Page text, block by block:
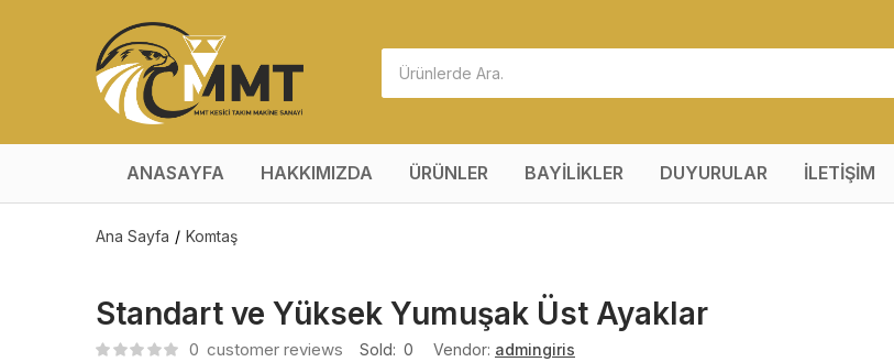
ANASAYFA HAKKIMIZDA ÜRÜNLER BAYİLİKLER DUYURULAR İLETİŞİM
Ana Sayfa Komtaş
Standart ve Yüksek Yumuşak Üst Ayaklar
0 customer reviews Sold: 0 Vendor: admingiris